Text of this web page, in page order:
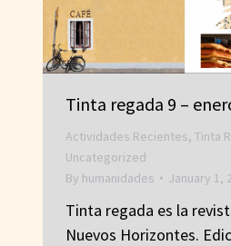
Tinta regada 9 –
Actividades Recientes, Tinta
Uncategorized
By humanidades January 1,
Tinta regada es la
Nuevos Horizontes.